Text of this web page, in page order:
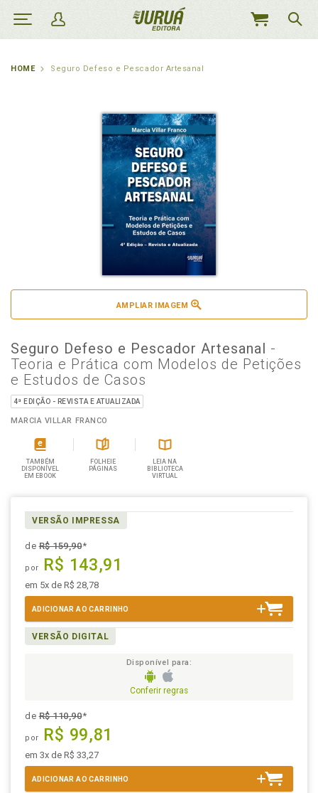
MEU
HOME Seguro Defeso e Pescador Artesanal
AMPLIAR IMAGEM
Seguro Defeso e Pescador Artesanal -
Teoria e Prática com Modelos de Petições
e Estudos de Casos
4ª EDIÇÃO - REVISTA E ATUALIZADA
MARCIA VILLAR FRANCO
TAMBÉM
DISPONÍVEL
EM EBOOK
FOLHEIE
PÁGINAS
LEIA NA
BIBLIOTECA
VIRTUAL
VERSÃO IMPRESSA
deR$ 159,90*
por R$ 143,91
em 5x de R$ 28,78
ADICIONAR AO CARRINHO
VERSÃO DIGITAL
Disponível para:
Conferir regras
deR$ 110,90*
por R$ 99,81
em 3x de R$ 33,27
ADICIONAR AO CARRINHO